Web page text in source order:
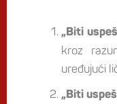
„Biti
kroz
uređujući
„Biti